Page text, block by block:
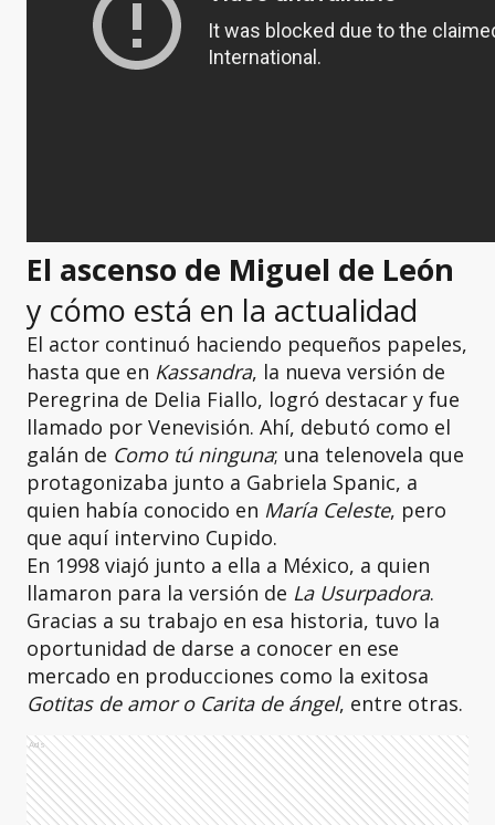
El ascenso de Miguel de León
y cómo está en la actualidad
El actor continuó haciendo pequeños papeles,
hasta que en Kassandra, la nueva versión de
Peregrina de Delia Fiallo, logró destacar y fue
llamado por Venevisión. Ahí, debutó como el
galán de Como tú ninguna; una telenovela que
protagonizaba junto a Gabriela Spanic, a
quien había conocido en María Celeste, pero
que aquí intervino Cupido.
En 1998 viajó junto a ella a México, a quien
llamaron para la versión de La Usurpadora.
Gracias a su trabajo en esa historia, tuvo la
oportunidad de darse a conocer en ese
mercado en producciones como la exitosa
Gotitas de amor o Carita de ángel, entre otras.
Ads